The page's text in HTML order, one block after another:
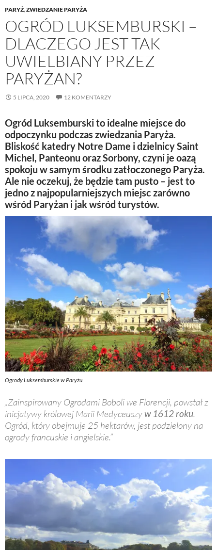
PARYŻ,ZWIEDZANIE PARYŻA
OGRÓD LUKSEMBURSKI –
DLACZEGO JEST TAK
UWIELBIANY PRZEZ
PARYŻAN?
5 LIPCA, 2020 12 KOMENTARZY
Ogród Luksemburskito idealne miejsce do
odpoczynku podczas zwiedzania Paryża.
Bliskość katedry Notre Dame i dzielnicy Saint
Michel, Panteonu oraz Sorbony, czyni je oazą
spokoju w samym środku zatłoczonego Paryża.
Ale nie oczekuj, że będzie tam pusto – jest to
jedno z najpopularniejszych miejsc zarówno
wśród Paryżan i jak wśród turystów.
Ogrody Luksemburskie w Paryżu
„Zainspirowany Ogrodami Boboli we Florencji, powstał z
inicjatywy królowej Marii Medyceuszy w 1612 roku.
Ogród, który obejmuje 25 hektarów, jest podzielony na
ogrody francuskie i angielskie.”